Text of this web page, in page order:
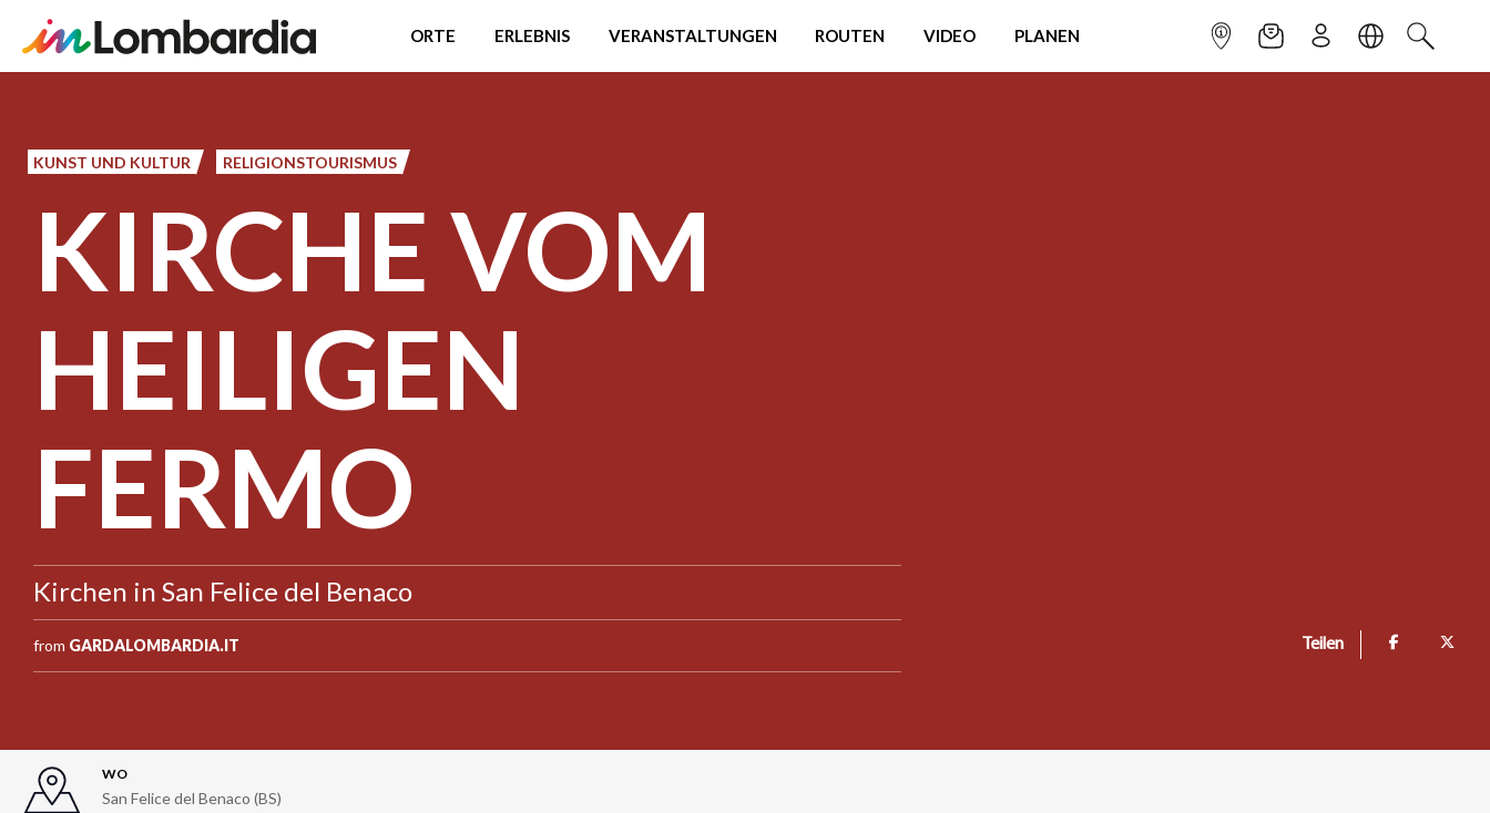
Inhalt
ORTE ERLEBNIS VERANSTALTUNGEN ROUTEN VIDEO PLANEN INFOPUNKTNEWSLETTER
ANMELDENSPRACHESUCHEN
KUNST UND KULTUR RELIGIONSTOURISMUS
KIRCHE VOM
HEILIGEN
FERMO
Kirchen in San Felice del Benaco
from GARDALOMBARDIA.IT Teilen
WO
San Felice del Benaco (BS)